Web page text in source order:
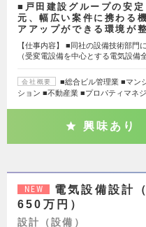
■戸田建設グループの安
元、幅広い案件に携わる
アアップができる環境が
【仕事内容】 ■同社の設備技術部門
（受変電設備を中心とする電気設備
会社概要
■総合ビル管理業 ■マン
ション ■不動産業 ■プロパティマネ
興味あり
NEW
電気設備設計
650万円）
設計（設備）